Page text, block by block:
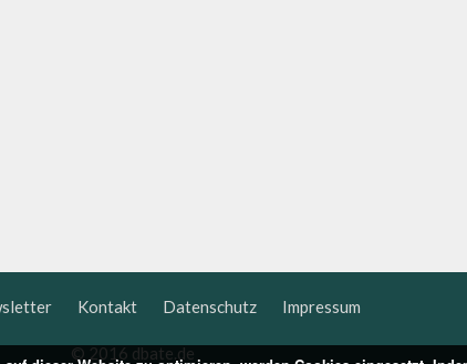
Kontakt Datenschutz Impressum
© 2016 dbate.de